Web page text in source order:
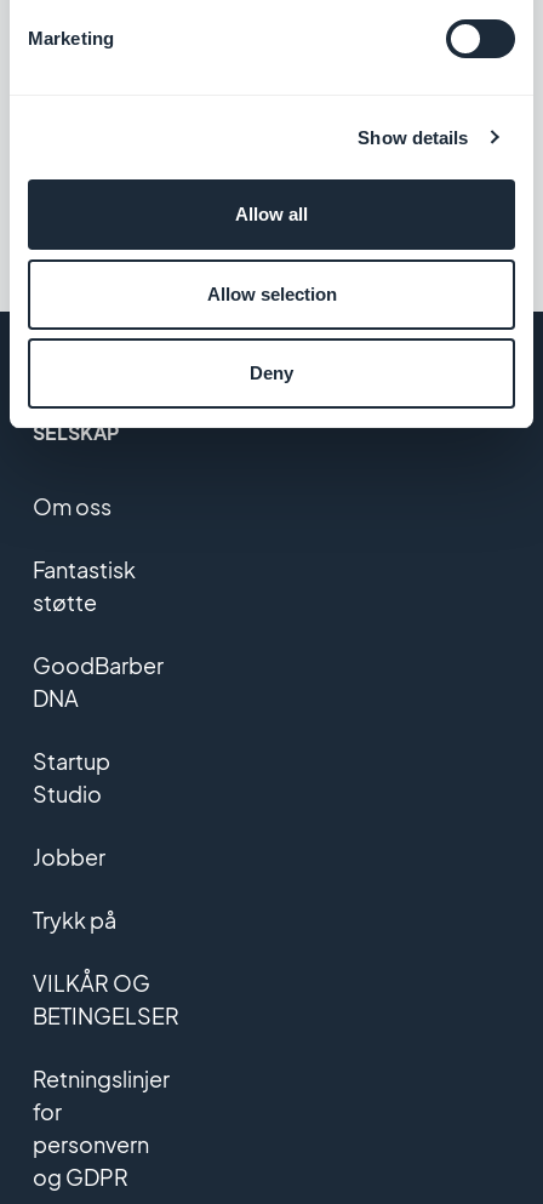
Marketing
Show details
Allow all
Allow selection
Deny
Gi brukerne direkte tilgang til podkastene
SELSKAP
Om oss
Fantastisk
støtte
GoodBarber
DNA
Startup
Studio
Jobber
Trykk på
VILKÅR OG
BETINGELSER
Retningslinjer
for
personvern
og GDPR